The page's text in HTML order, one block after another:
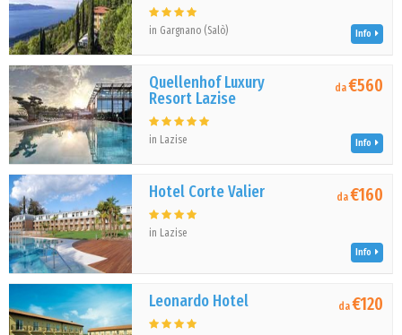
in Gargnano (Salò) Info
Quellenhof Luxury
Resort Lazise
in Lazise
da€560
Info
Hotel Corte Valier
in Lazise
da€160
Info
Leonardo Hotel da€120